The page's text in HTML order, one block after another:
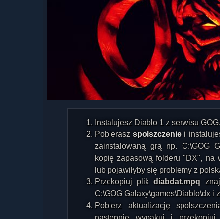
Instalujesz Diablo 1 z serwisu
Pobieraszspolszczenie i
zainstalowaną grą np. C:\GOG
kopię zapasową folderu "DX", na
lub pojawiłyby się problemy z
Przekopiuj plikdiabdat.mpq
C:\GOG Galaxy\games\Diablo\dx i
Pobierz aktualizację
następnie wypakuj i